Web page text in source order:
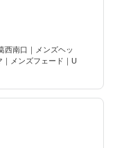
西南口｜メンズヘッ
｜メンズフェード｜U